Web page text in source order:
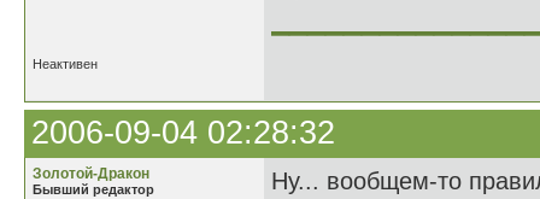
Неактивен
2006-09-04 02:28:32
Золотой-Дракон
Бывший редактор
Ну... вообщем-то